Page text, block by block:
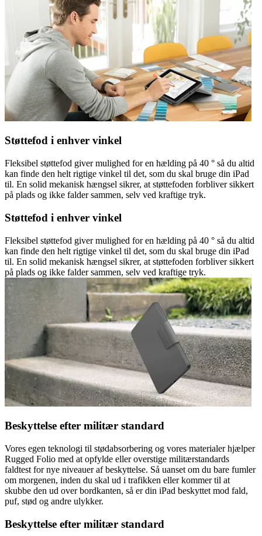
Støttefod i enhver vinkel
Fleksibel støttefod giver mulighed for en hælding på 40 ° så du altid
kan finde den helt rigtige vinkel til det, som du skal bruge din iPad
til. En solid mekanisk hængsel sikrer, at støttefoden forbliver sikkert
på plads og ikke falder sammen, selv ved kraftige tryk.
Støttefod i enhver vinkel
Fleksibel støttefod giver mulighed for en hælding på 40 ° så du altid
kan finde den helt rigtige vinkel til det, som du skal bruge din iPad
til. En solid mekanisk hængsel sikrer, at støttefoden forbliver sikkert
på plads og ikke falder sammen, selv ved kraftige tryk.
Beskyttelse efter militær standard
Vores egen teknologi til stødabsorbering og vores materialer hjælper
Rugged Folio med at opfylde eller overstige militærstandards
faldtest for nye niveauer af beskyttelse. Så uanset om du bare fumler
om morgenen, inden du skal ud i trafikken eller kommer til at
skubbe den ud over bordkanten, så er din iPad beskyttet mod fald,
puf, stød og andre ulykker.
Beskyttelse efter militær standard